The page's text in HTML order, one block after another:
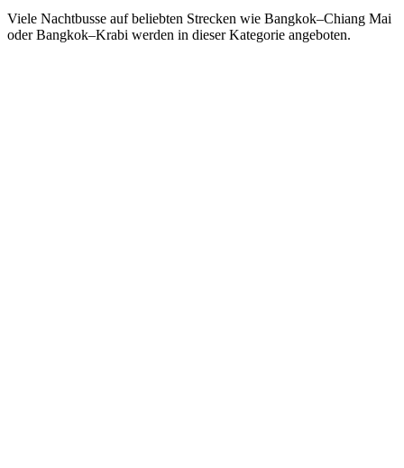
Viele Nachtbusse auf beliebten Strecken wie Bangkok–Chiang Mai
oder Bangkok–Krabi werden in dieser Kategorie angeboten.